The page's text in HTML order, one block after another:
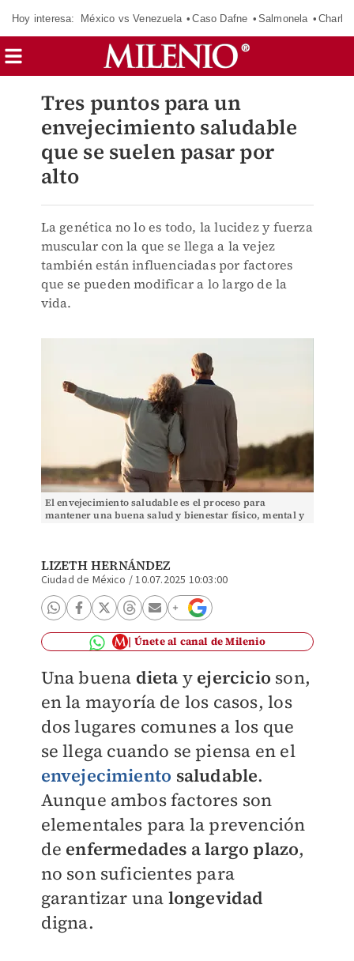
Hoy interesa: México vs Venezuela Caso Dafne Salmonela
Tres puntos para un
envejecimiento saludable
que se suelen pasar por
alto
La genética no lo es todo, la lucidez y fuerza
muscular con la que se llega a la vejez
también están influenciadas por factores
que se pueden modificar a lo largo de la
vida.
El envejecimiento saludable es el proceso para
mantener una buena salud y bienestar físico, mental y
LIZETH HERNÁNDEZ
Ciudad de México /10.07.2025 10:03:00
Únete al canal de Milenio
Una buena dieta y ejercicio son,
en la mayoría de los casos, los
dos lugares comunes a los que
se llega cuando se piensa en el
envejecimiento saludable.
Aunque ambos factores son
elementales para la prevención
de enfermedades a largo plazo,
no son suficientes para
garantizar una longevidad
digna.